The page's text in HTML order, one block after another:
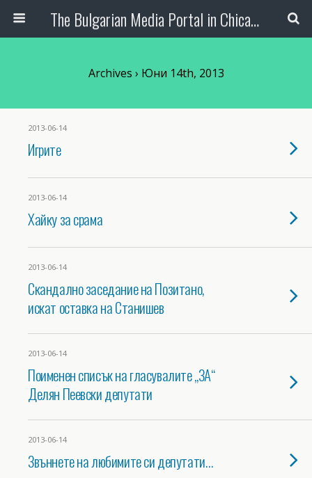
The Bulgarian Media Portal in Chicago
Archives › Юни 14th, 2013
2013-06-14
Игрите
2013-06-14
Хайку за срама
2013-06-14
Скандално заседание на Позитано,
искат оставка на Станишев
2013-06-14
Поименен списък на гласувалите „ЗА“
Делян Пеевски депутати
2013-06-14
Звъннете на любимите си депутати…